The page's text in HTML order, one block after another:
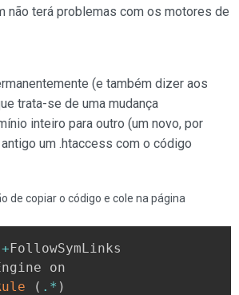
não terá problemas com os motores de
(e também dizer aos
trata-se de uma mudança
inteiro para outro (um novo, por
um .htaccess com o código
de copiar o código e cole na página
+FollowSymLinks
( . * )